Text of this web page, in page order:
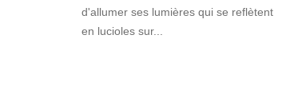
d'allumer ses lumières qui se reflètent
en lucioles sur...